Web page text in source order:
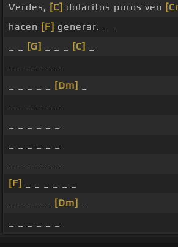
Verdes, [C] dolaritos puros ven
hacen [F] generar. _ _
[G] [C]
[Dm]
[F]
[Dm]